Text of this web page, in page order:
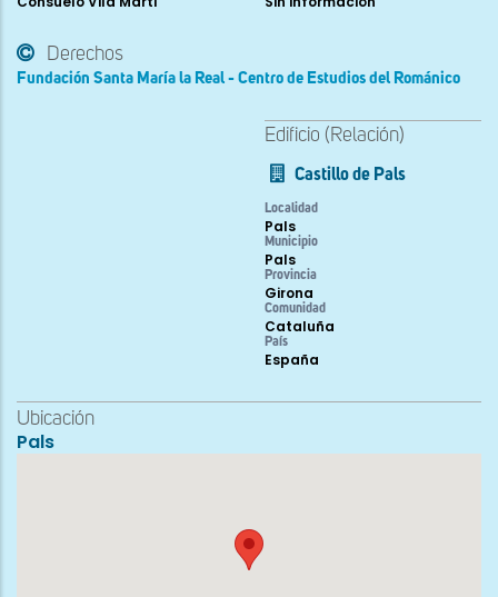
Derechos
Fundación Santa María la Real - Centro de Estudios del Románico
Edificio (Relación)
Castillo de Pals
Localidad
Pals
Municipio
Pals
Provincia
Girona
Comunidad
Cataluña
País
España
Ubicación
Pals